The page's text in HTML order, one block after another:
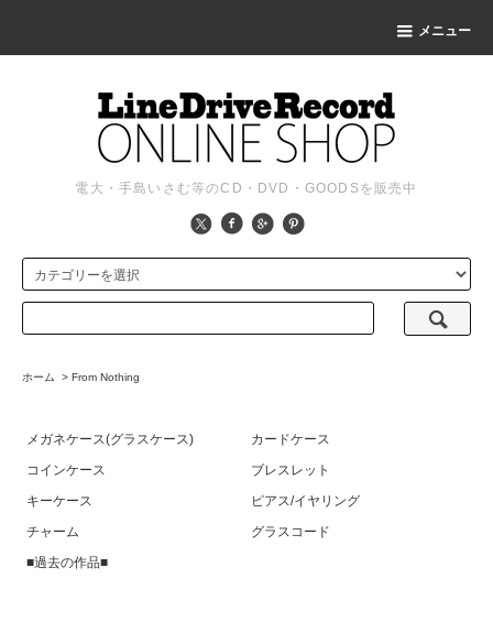
メニュー
電大・手島いさむ等のCD・DVD・GOODSを販売中
ホーム > From Nothing
メガネケース(グラスケース)
カードケース
コインケース
ブレスレット
キーケース
ピアス/イヤリング
チャーム
グラスコード
■過去の作品■